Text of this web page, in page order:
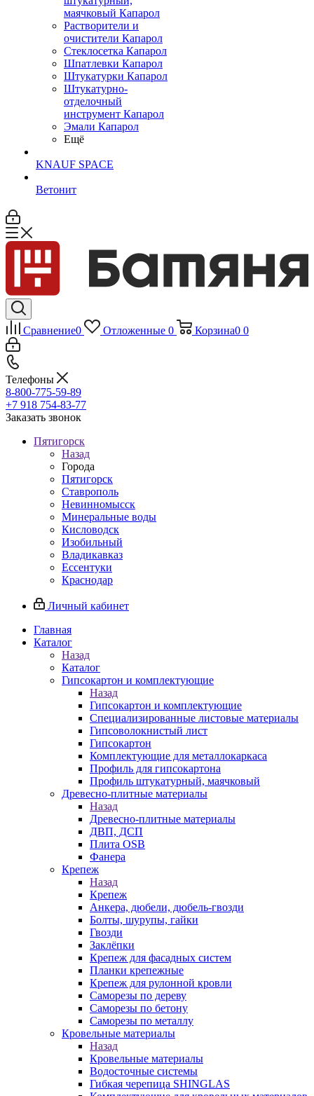
маячковый Капарол
Растворители и
очистители Капарол
Cтеклосетка Капарол
Шпатлевки Капарол
Штукатурки Капарол
Штукатурно-
отделочный
инструмент Капарол
Эмали Капарол
Ещё
KNAUF SPACE
Ветонит
Сравнение0 Отложенные 0 Корзина0 0
Телефоны
8-800-775-59-89
+7 918 754-83-77
Заказать звонок
Пятигорск
Назад
Города
Пятигорск
Ставрополь
Невинномысск
Минеральные воды
Кисловодск
Изобильный
Владикавказ
Ессентуки
Краснодар
Личный кабинет
Главная
Каталог
Назад
Каталог
Гипсокартон и комплектующие
Назад
Гипсокартон и комплектующие
Специализированные листовые материалы
Гипсоволокнистый лист
Гипсокартон
Комплектующие для металлокаркаса
Профиль для гипсокартона
Профиль штукатурный, маячковый
Древесно-плитные материалы
Назад
Древесно-плитные материалы
ДВП, ДСП
Плита OSB
Фанера
Крепеж
Назад
Крепеж
Анкера, дюбели, дюбель-гвозди
Болты, шурупы, гайки
Гвозди
Заклёпки
Крепеж для фасадных систем
Планки крепежные
Крепеж для рулонной кровли
Саморезы по дереву
Саморезы по бетону
Саморезы по металлу
Кровельные материалы
Назад
Кровельные материалы
Водосточные системы
Гибкая черепица SHINGLAS